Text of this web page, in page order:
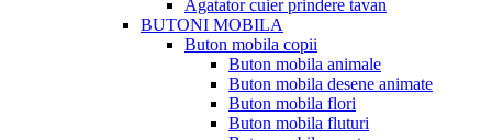
Agatator cuier prindere tavan
BUTONI MOBILA
Buton mobila copii
Buton mobila animale
Buton mobila desene animate
Buton mobila flori
Buton mobila fluturi